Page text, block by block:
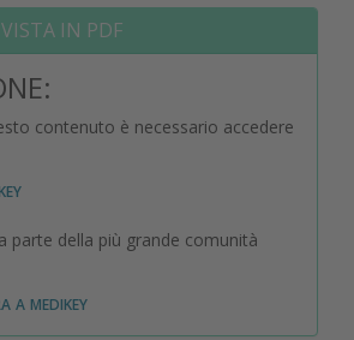
IN PDF
contenuto è necessario accedere
parte della più grande comunità
medikey